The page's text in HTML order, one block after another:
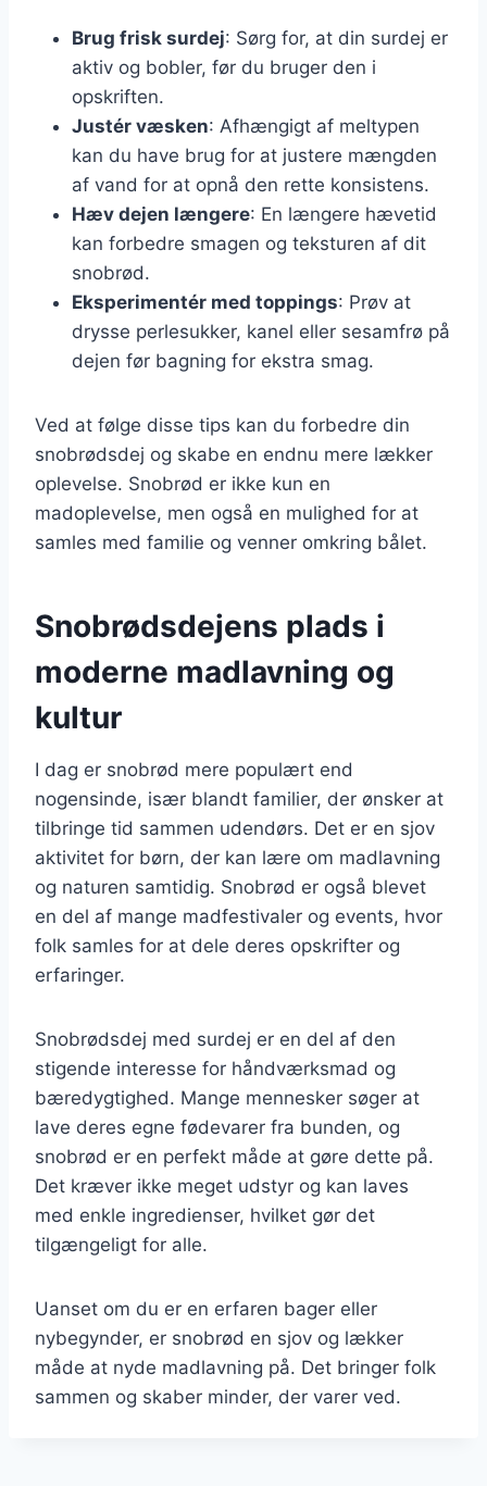
Brug frisk surdej: Sørg for, at din surdej er
aktiv og bobler, før du bruger den i
opskriften.
Justér væsken: Afhængigt af meltypen
kan du have brug for at justere mængden
af vand for at opnå den rette konsistens.
Hæv dejen længere: En længere hævetid
kan forbedre smagen og teksturen af dit
snobrød.
Eksperimentér med toppings: Prøv at
drysse perlesukker, kanel eller sesamfrø på
dejen før bagning for ekstra smag.
Ved at følge disse tips kan du forbedre din
snobrødsdej og skabe en endnu mere lækker
oplevelse. Snobrød er ikke kun en
madoplevelse, men også en mulighed for at
samles med familie og venner omkring bålet.
Snobrødsdejens plads i
moderne madlavning og
kultur
I dag er snobrød mere populært end
nogensinde, især blandt familier, der ønsker at
tilbringe tid sammen udendørs. Det er en sjov
aktivitet for børn, der kan lære om madlavning
og naturen samtidig. Snobrød er også blevet
en del af mange madfestivaler og events, hvor
folk samles for at dele deres opskrifter og
erfaringer.
Snobrødsdej med surdej er en del af den
stigende interesse for håndværksmad og
bæredygtighed. Mange mennesker søger at
lave deres egne fødevarer fra bunden, og
snobrød er en perfekt måde at gøre dette på.
Det kræver ikke meget udstyr og kan laves
med enkle ingredienser, hvilket gør det
tilgængeligt for alle.
Uanset om du er en erfaren bager eller
nybegynder, er snobrød en sjov og lækker
måde at nyde madlavning på. Det bringer folk
sammen og skaber minder, der varer ved.